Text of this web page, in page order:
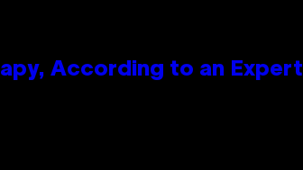
According to an Expert